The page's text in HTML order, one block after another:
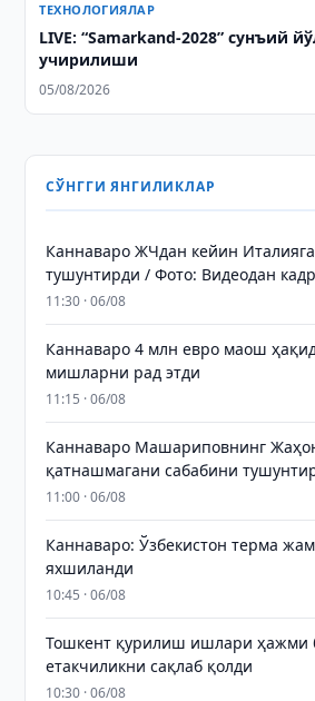
ТЕХНОЛОГИЯЛАР
LIVE: “Samarkand-2028” сунъий
учирилиши
05/08/2026
СЎНГГИ ЯНГИЛИКЛАР
Каннаваро ЖЧдан кейин
тушунтирди / Фото: Видеодан
11:30 · 06/08
Каннаваро 4 млн евро маош
мишларни рад этди
11:15 · 06/08
Каннаваро Машариповнинг
қатнашмагани сабабини
11:00 · 06/08
Каннаваро: Ўзбекистон терма
яхшиланди
10:45 · 06/08
Тошкент қурилиш ишлари ҳажми
етакчиликни сақлаб қолди
10:30 · 06/08